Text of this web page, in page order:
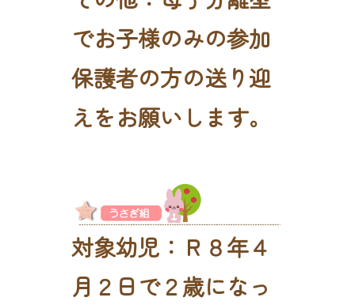
でお子様のみの参加
保護者の方の送り迎
えをお願いします。
対象幼児：Ｒ８年４
月２日で２歳になっ